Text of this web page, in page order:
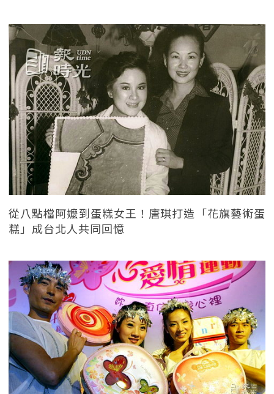
從八點檔阿嬤到蛋糕女王！唐琪打造「花旗藝術蛋
糕」成台北人共同回憶